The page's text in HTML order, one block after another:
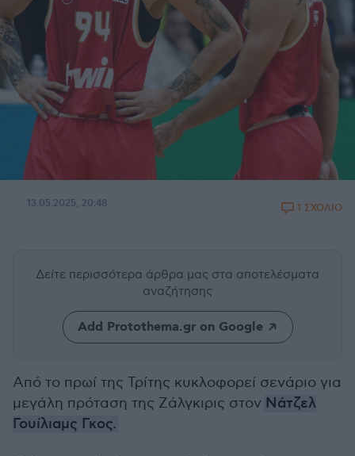
13.05.2025, 20:48 1 ΣΧΟΛΙΟ
Δείτε περισσότερα άρθρα μας στα αποτελέσματα
αναζήτησης
Add Protothema.gr on Google
Από το πρωί της Τρίτης κυκλοφορεί σενάριο για
μεγάλη πρόταση της Ζάλγκιρις στον Νάτζελ
Γουίλιαμς Γκος.